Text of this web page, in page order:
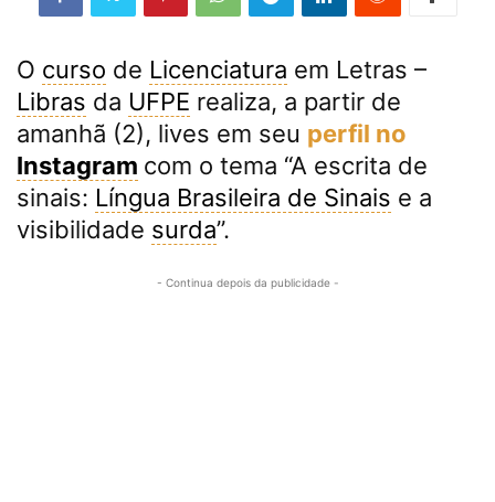
O curso de Licenciatura em Letras –
Libras da UFPE realiza, a partir de
amanhã (2), lives em seu perfil no
Instagram com o tema “A escrita de
sinais: Língua Brasileira de Sinais e a
visibilidade surda”.
- Continua depois da publicidade -